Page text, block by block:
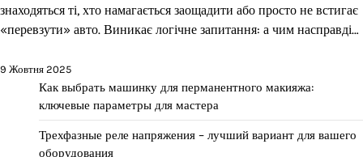
знаходяться ті, хто намагається заощадити або просто не встигає
«перевзути» авто. Виникає логічне запитання: а чим насправді…
9 Жовтня 2025
Как выбрать машинку для перманентного макияжа:
ключевые параметры для мастера
Трехфазные реле напряжения – лучший вариант для вашего
оборудования